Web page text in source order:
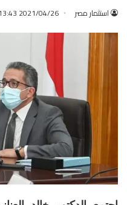
استثمار مصر 2021/04/26 5:13:43 مساءً